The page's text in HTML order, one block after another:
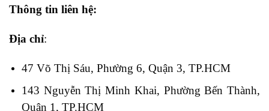
Thông tin liên hệ:
Địa chỉ:
47 Võ Thị Sáu, Phường 6, Quận 3, TP.HCM
143 Nguyễn Thị Minh Khai, Phường Bến Thành,
Quận 1, TP.HCM